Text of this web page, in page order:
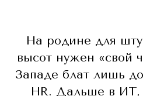
На родине для
высот нужен «свой
Западе блат лишь
HR. Дальше в ИТ,